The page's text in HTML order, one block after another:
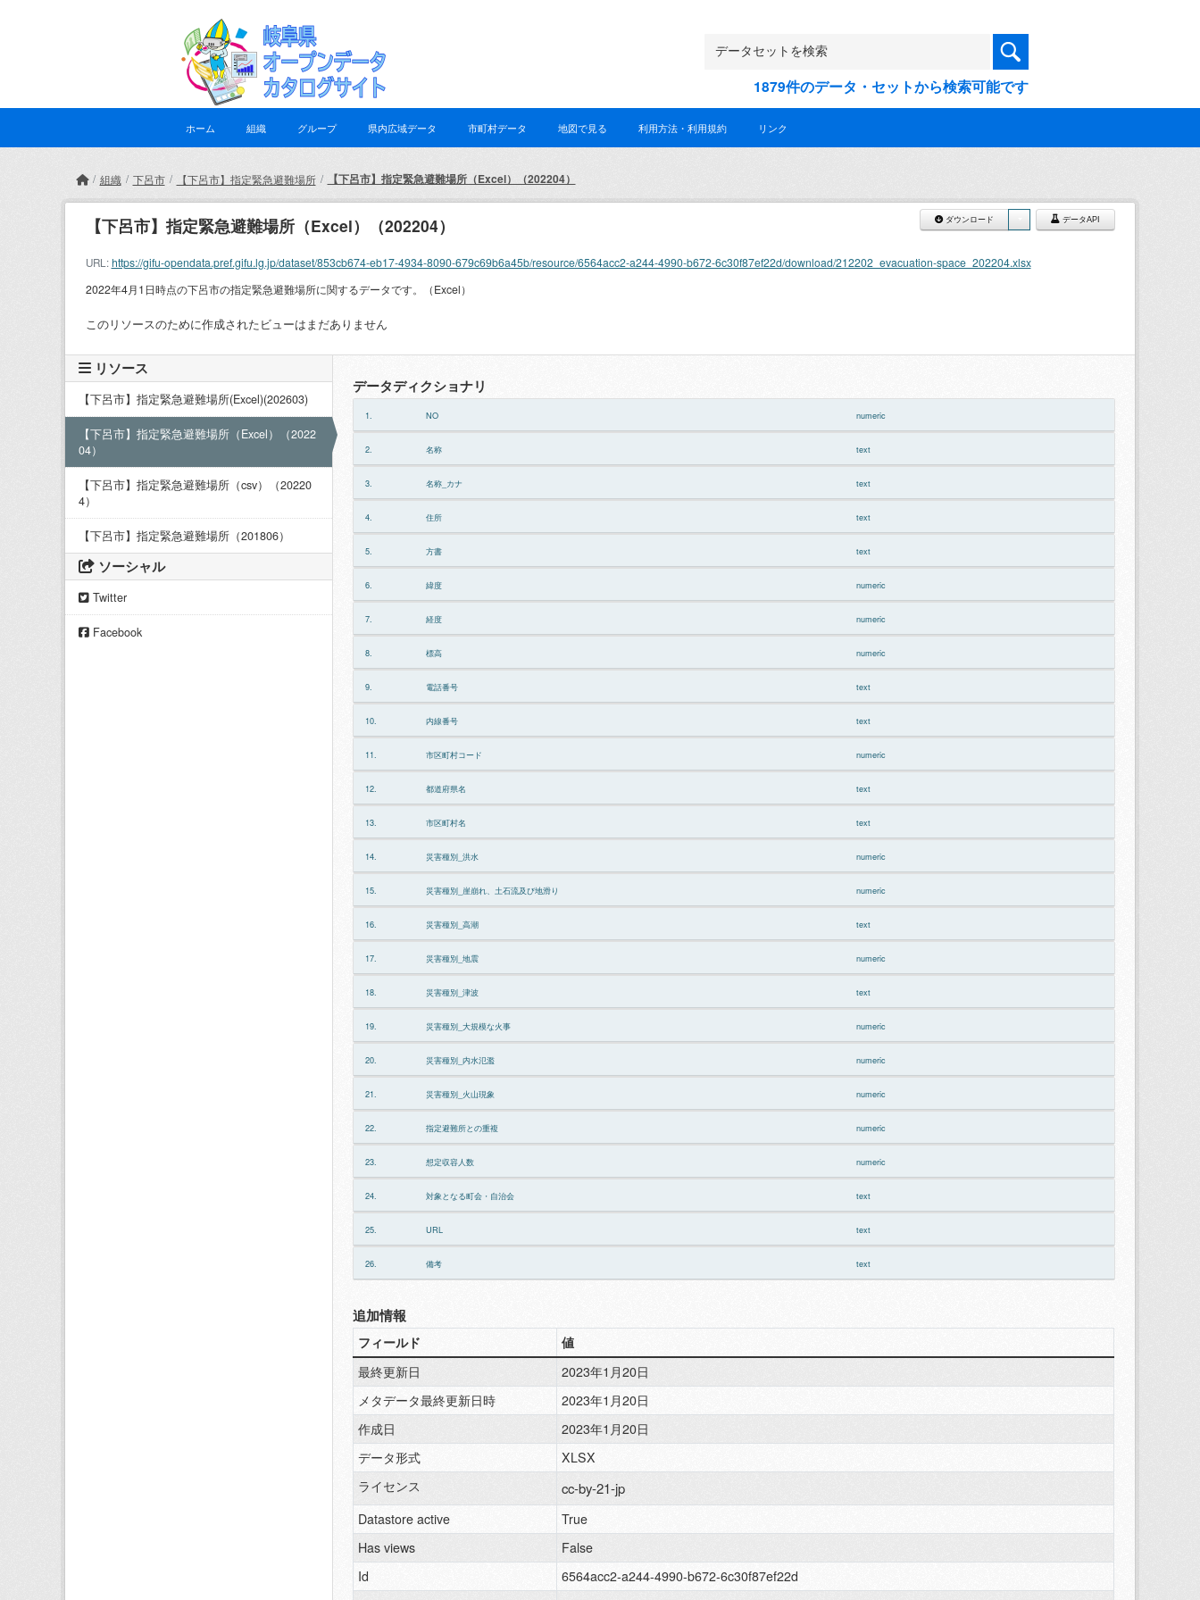
1879件のデータ・セットから検索可能です
ホーム 組織 グループ 県内広域データ 市町村データ 地図で見る 利用方法・利用規約 リンク
組織 下呂市 【下呂市】指定緊急避難場所 【下呂市】指定緊急避難場所（Excel）（202204）
ダウンロード データAPI
【下呂市】指定緊急避難場所（Excel）（202204）
URL:https://gifu-opendata.pref.gifu.lg.jp/dataset/853cb674-eb17-4934-8090-679c69b6a45b/resource/6564acc2-a244-4990-b672-6c30f87ef22d/download/212202_evacuation-space_202204.xlsx
2022年4月1日時点の下呂市の指定緊急避難場所に関するデータです。（Excel）
このリソースのために作成されたビューはまだありません
リソース
【下呂市】指定緊急避難場所(Excel)(202603)
【下呂市】指定緊急避難場所（Excel）（2022
04）
【下呂市】指定緊急避難場所（csv）（20220
4）
【下呂市】指定緊急避難場所（201806）
ソーシャル
Twitter
Facebook
データディクショナリ
1. NO numeric
2. 名称 text
3. 名称_カナ text
4. 住所 text
5. 方書 text
6. 緯度 numeric
7. 経度 numeric
8. 標高 numeric
9. 電話番号 text
10. 内線番号 text
11. 市区町村コード numeric
12. 都道府県名 text
13. 市区町村名 text
14. 災害種別_洪水 numeric
15. 災害種別_崖崩れ、土石流及び地滑り numeric
16. 災害種別_高潮 text
17. 災害種別_地震 numeric
18. 災害種別_津波 text
19. 災害種別_大規模な火事 numeric
20. 災害種別_内水氾濫 numeric
21. 災害種別_火山現象 numeric
22. 指定避難所との重複 numeric
23. 想定収容人数 numeric
24. 対象となる町会・自治会 text
25. URL text
26. 備考 text
追加情報
フィールド
値
最終更新日
2023年1月20日
メタデータ最終更新日時
2023年1月20日
作成日
2023年1月20日
データ形式
XLSX
ライセンス
cc-by-21-jp
Datastore active
True
Has views
False
Id
6564acc2-a244-4990-b672-6c30f87ef22d